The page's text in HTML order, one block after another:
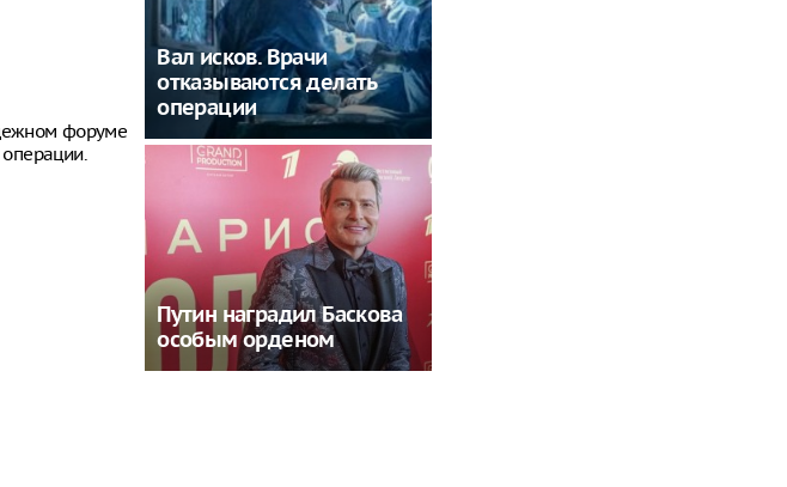
форуме
операции.
Вал исков. Врачи
отказываются делать
операции
Путин наградил Баскова
особым орденом